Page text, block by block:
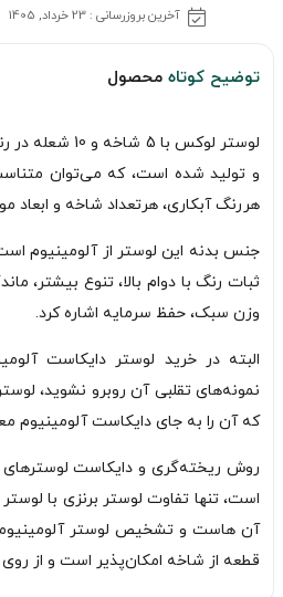
آخرین بروزرسانی : 23 خرداد, 1405
توضیح کوتاه محصول
لوستر لوکس با
و تولید شده است، که می‌توان
هررنگ آبکاری، هرتعداد شاخه و ابعاد
جنس بدنه این لوستر از آلومینیوم
ثبات رنگ با دوام بالا، تنوع بیشتر،
وزن سبک، حفظ سرمایه اشاره کرد.
البته در خرید لوستر دایکاست
نمونه‌های تقلبی آن روبرو نشوید،
که آن را به جای دایکاست آلومینیوم
روش ریخته‌گری و دایکاست لوسترهای
است، تنها تفاوت لوستر برنزی با
آن هاست و تشخیص لوستر
قطعه از شاخه امکان‌پذیر است و از